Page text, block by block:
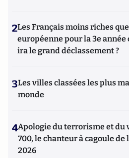
2Les Français moins riches
européenne pour la 3e
ira le grand déclassement ?
3Les villes classées les plus
monde
4Apologie du terrorisme et du
700, le chanteur à cagoule de
2026